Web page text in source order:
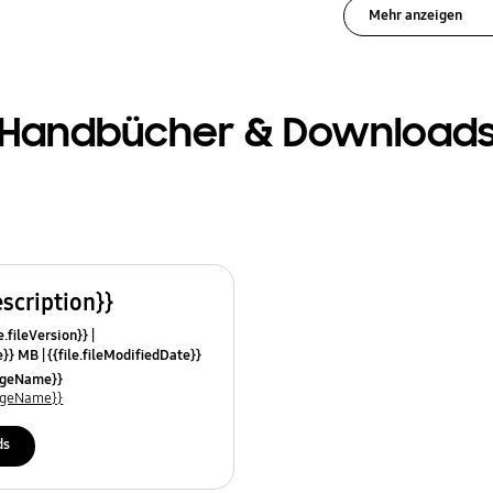
Mehr anzeigen
&
MB {{file.fileModifiedDate}}